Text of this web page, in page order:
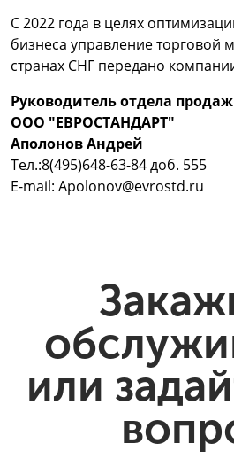
С 2022 года в целях
бизнеса управление торговой
странах СНГ передано
Руководитель отдела продаж
ООО "ЕВРОСТАНДАРТ"
Аполонов Андрей
Тел.:8(495)648-63-84 доб. 555
E-mail: Apolonov@evrostd.ru
или